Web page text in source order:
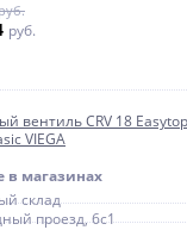
руб.
вентиль CRV 18
VIEGA
в магазинах
склад
проезд, 6с1